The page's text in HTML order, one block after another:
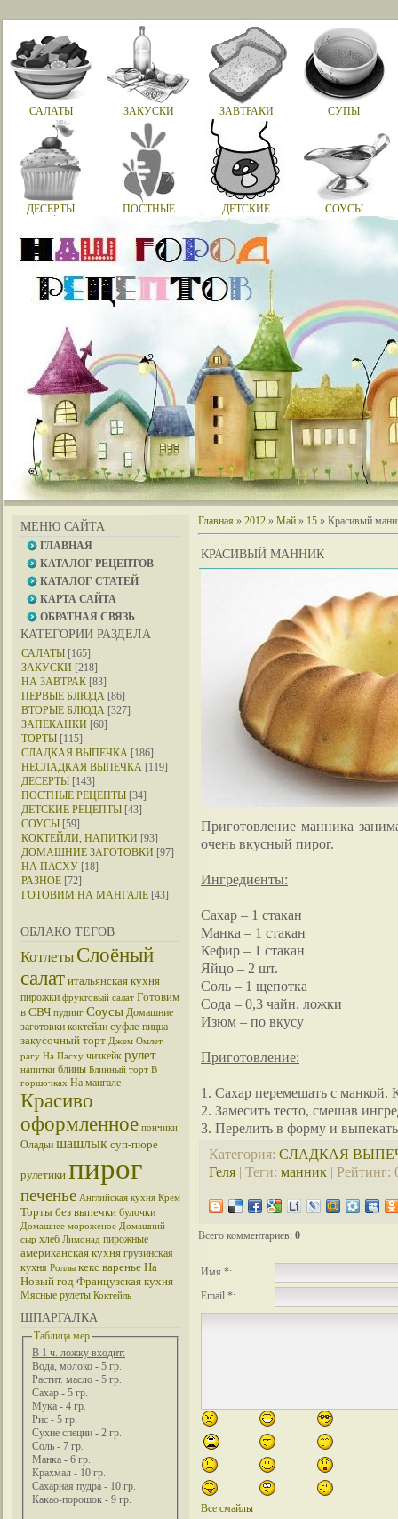
САЛАТЫ ЗАКУСКИ ЗАВТРАКИ СУПЫ
ДЕСЕРТЫ ПОСТНЫЕ ДЕТСКИЕ СОУСЫ
МЕНЮ САЙТА
ГЛАВНАЯ
КАТАЛОГ РЕЦЕПТОВ
КАТАЛОГ СТАТЕЙ
КАРТА САЙТА
ОБРАТНАЯ СВЯЗЬ
КАТЕГОРИИ РАЗДЕЛА
САЛАТЫ [165]
ЗАКУСКИ [218]
НА ЗАВТРАК [83]
ПЕРВЫЕ БЛЮДА [86]
ВТОРЫЕ БЛЮДА [327]
ЗАПЕКАНКИ [60]
ТОРТЫ [115]
СЛАДКАЯ ВЫПЕЧКА [186]
НЕСЛАДКАЯ ВЫПЕЧКА [119]
ДЕСЕРТЫ [143]
ПОСТНЫЕ РЕЦЕПТЫ [34]
ДЕТСКИЕ РЕЦЕПТЫ [43]
СОУСЫ [59]
КОКТЕЙЛИ, НАПИТКИ [93]
ДОМАШНИЕ ЗАГОТОВКИ [97]
НА ПАСХУ [18]
РАЗНОЕ [72]
ГОТОВИМ НА МАНГАЛЕ [43]
ОБЛАКО ТЕГОВ
Котлеты Слоёный
салат итальянская кухня
пирожки фруктовый салат Готовим
в СВЧ пудинг Соусы Домашние
заготовки коктейли суфле пицца
закусочный торт Джем Омлет
рагу На Пасху чизкейк рулет
напитки блины Блинный торт В
горшочках На мангале
Красиво
оформленное пончики
Оладьи шашлык суп-пюре
рулетики пирог
печенье Английская кухня Крем
Торты без выпечки булочки
Домашнее мороженое Домашний
сыр хлеб Лимонад пирожные
американская кухня грузинская
кухня Роллы кекс варенье На
Новый год Французская кухня
Мясные рулеты Коктейль
ШПАРГАЛКА
Таблица мер
В 1 ч. ложку входит:
Вода, молоко - 5 гр.
Растит. масло - 5 гр.
Сахар - 5 гр.
Мука - 4 гр.
Рис - 5 гр.
Сухие специи - 2 гр.
Соль - 7 гр.
Манка - 6 гр.
Крахмал - 10 гр.
Сахарная пудра - 10 гр.
Какао-порошок - 9 гр.
Главная » 2012 » Май » 15 » Красивый
КРАСИВЫЙ МАННИК
Приготовление манника
очень вкусный пирог.
Ингредиенты:
Сахар – 1 стакан
Манка – 1 стакан
Кефир – 1 стакан
Яйцо – 2 шт.
Соль – 1 щепотка
Сода – 0,3 чайн. ложки
Изюм – по вкусу
Приготовление:
1. Сахар перемешать с манкой.
2. Замесить тесто, смешав
3. Перелить в форму и
Категория: СЛАДКАЯ
Геля | Теги: манник | Рейтинг:
Всего комментариев: 0
Имя *:
Email *:
Все смайлы